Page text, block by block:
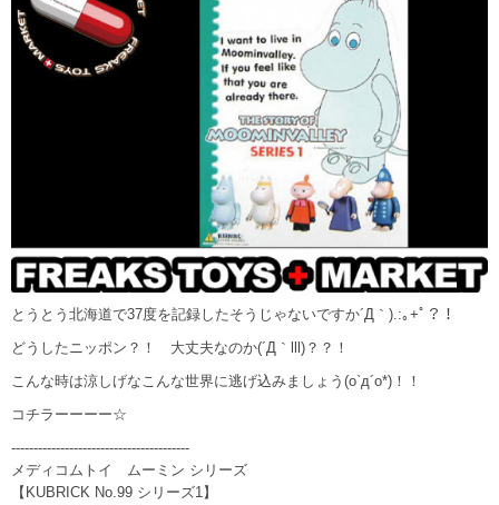
とうとう北海道で37度を記録したそうじゃないですか´Д｀).:｡+ﾟ？！
どうしたニッポン？！ 大丈夫なのか(´Д｀lll)？？！
こんな時は涼しげなこんな世界に逃げ込みましょう(o`д´o*)！！
コチラーーーー☆
----------------------------------------
メディコムトイ ムーミン シリーズ
【KUBRICK No.99 シリーズ1】